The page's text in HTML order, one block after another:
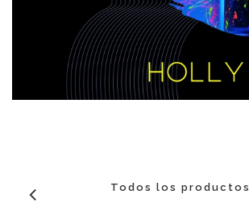
Todos los productos